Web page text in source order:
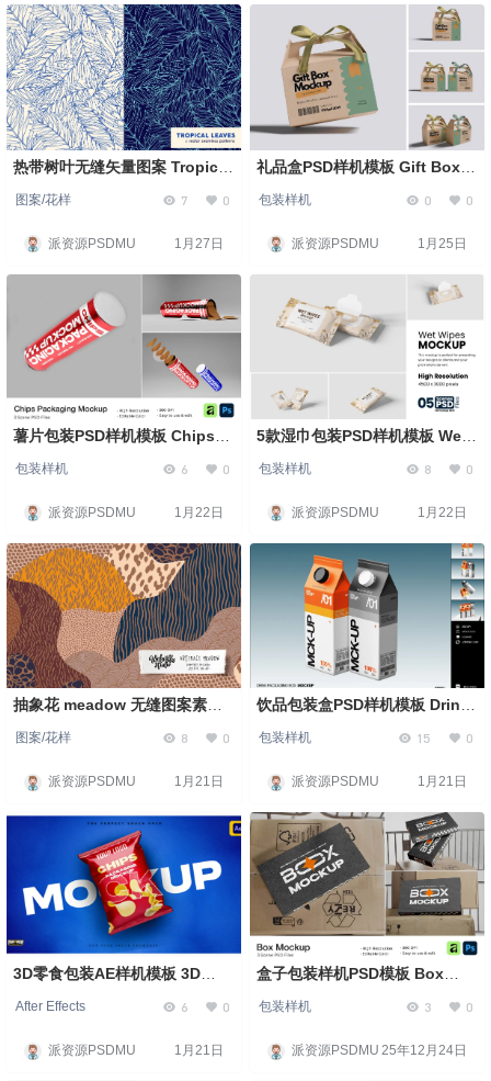
热带树叶无缝矢量图案 Tropical
图案/花样 7 0
派资源PSDMU 1月27日
礼品盒PSD样机模板 Gift Box
包装样机 0 0
派资源PSDMU 1月25日
薯片包装PSD样机模板 Chips
包装样机 6 0
派资源PSDMU 1月22日
5款湿巾包装PSD样机模板 Wet
包装样机 8 0
派资源PSDMU 1月22日
抽象花 meadow 无缝图案素材
图案/花样 8 0
派资源PSDMU 1月21日
饮品包装盒PSD样机模板 Drink
包装样机 15 0
派资源PSDMU 1月21日
3D零食包装AE样机模板 3D
After Effects 6 0
派资源PSDMU 1月21日
盒子包装样机PSD模板 Box
Mockup
包装样机 3 0
派资源PSDMU 25年12月24日